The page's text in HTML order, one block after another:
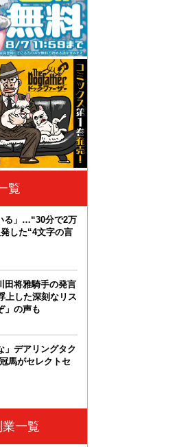
覧
る」…“30分で2万
した“4文字の言
田将雅騎手の発言
上した深刻なリス
」の声も
」デアリングタク
馬がセレクトセ
一覧